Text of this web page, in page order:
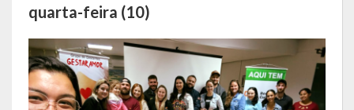
Secretarias
Estrutura organizacional
Administração
quarta-feira (10)